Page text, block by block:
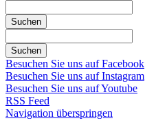
Suchen
Suchen
Besuchen Sie uns auf Facebook
Besuchen Sie uns auf Instagram
Besuchen Sie uns auf Youtube
RSS Feed
Navigation überspringen